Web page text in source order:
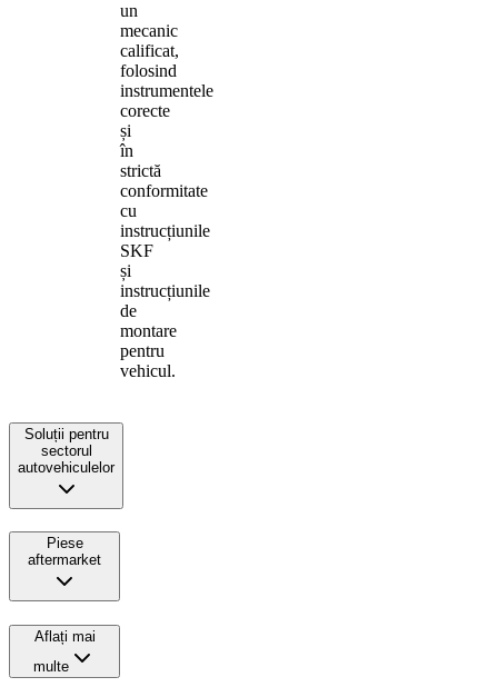
un
mecanic
calificat,
folosind
instrumentele
corecte
și
în
strictă
conformitate
cu
instrucțiunile
SKF
și
instrucțiunile
de
montare
pentru
vehicul.
Soluții pentru
sectorul
autovehiculelor
Piese
aftermarket
Aflați mai
multe